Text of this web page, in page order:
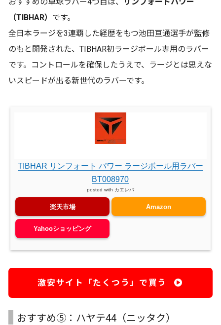
（TIBHAR） です。
全日本ラージを3連覇した経歴をもつ池田亘通選手が監修
のもと開発された、TIBHAR初ラージボール専用のラバー
です。コントロールを確保したうえで、ラージとは思えな
いスピードが出る新世代のラバーです。
TIBHAR リンフォート パワー ラージボール用ラバー
BT008970
posted with カエレバ
楽天市場 Amazon
Yahooショッピング
激安サイト「たくつう」で買う
おすすめ⑤：ハヤテ44（ニッタク）